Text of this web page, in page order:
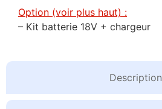
Description
Option (voir plus haut) :
– Kit batterie 18V + chargeur